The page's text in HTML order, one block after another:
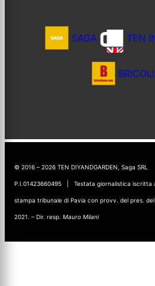
SAGA TEN
© 2016 – 2026 TEN DIYANDGARDEN, Saga SRL
P.I.01423660495 | Testata giornalistica iscritta
stampa tribunale di Pavia con provv. del pres.
2021. – Dir. resp. Mauro Milani